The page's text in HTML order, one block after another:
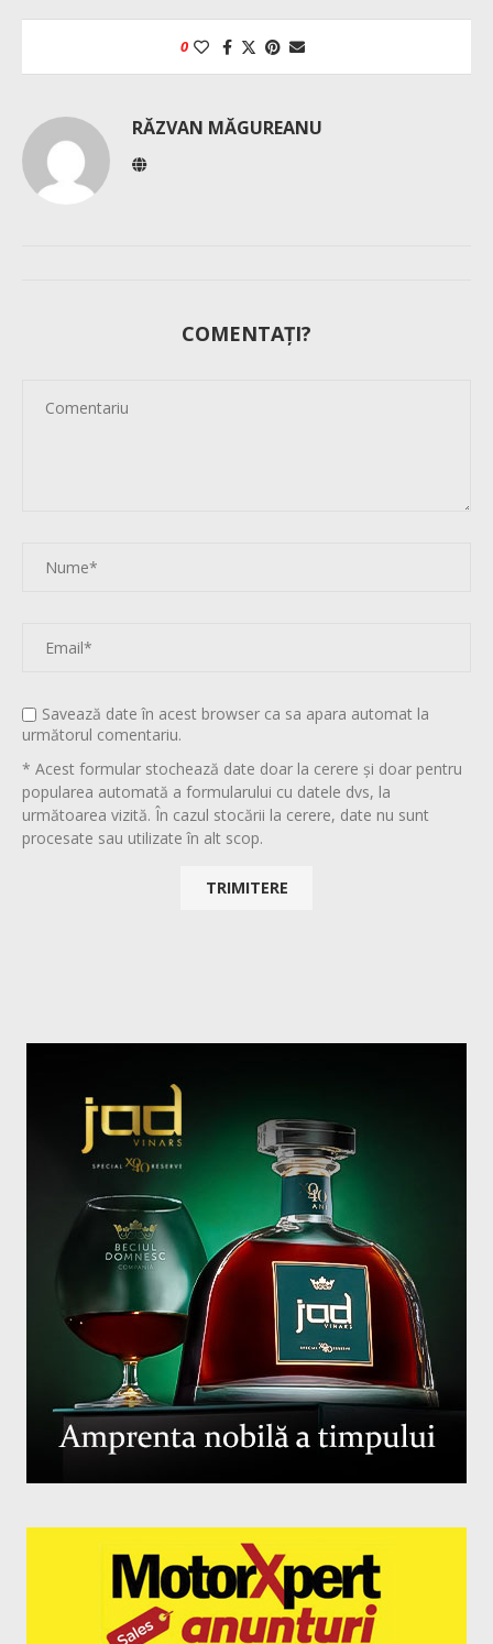
0
RĂZVAN MĂGUREANU
COMENTAȚI?
Savează date în acest browser ca sa apara automat la
următorul comentariu.
* Acest formular stochează date doar la cerere și doar pentru
popularea automată a formularului cu datele dvs, la
următoarea vizită. În cazul stocării la cerere, date nu sunt
procesate sau utilizate în alt scop.